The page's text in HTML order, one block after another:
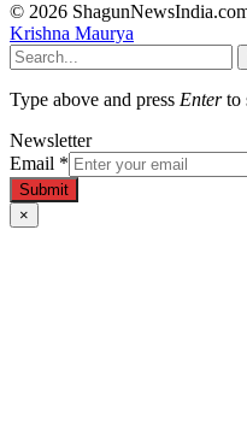
© 2026
Krishna Maurya
Type above and press Enterto
Newsletter
Email *
Submit
×